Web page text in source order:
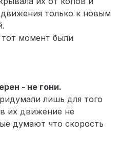
только к новым
момент были
- не гони.
лишь для того
их движение не
думают что скорость